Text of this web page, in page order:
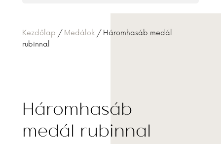
Kezdőlap / Medálok/ Háromhasáb medál
rubinnal
Háromhasáb
medál rubinnal